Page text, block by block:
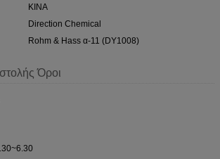
ΚΙΝΑ
Direction Chemical
Rohm & Hass α-11 (DY1008)
Όροι